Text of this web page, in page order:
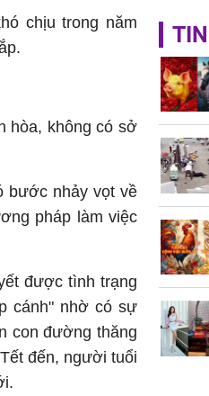
chịu trong năm
hòa, không có sở
bước nhảy vọt về
pháp làm việc
được tình trạng
cánh" nhờ có sự
con đường thăng
đến, người tuổi